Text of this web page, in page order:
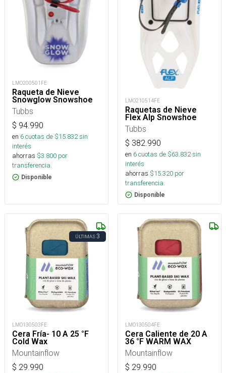
LMO200501FE
Raqueta de Nieve
Snowglow Snowshoe
Tubbs
$ 94.990
en 6cuotas de $15.832sin
interés
ahorras $3.800 por
transferencia.
Disponible
LMO210514FE
Raquetas de Nieve
Flex Alp Snowshoe
Tubbs
$ 382.990
en 6cuotas de $63.832sin
interés
ahorras $15.320 por
transferencia.
Disponible
ÚLTIMAS3
LMO130503FE
Cera Fría- 10 A 25 °F
Cold Wax
Mountainflow
$ 29.990
LMO130504FE
Cera Caliente de 20 A
36 °F WARM WAX
Mountainflow
$ 29.990